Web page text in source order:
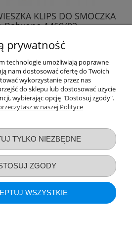
KLIPS DO SMOCZKA
Babyono 1469/03
17,89 zł
KOSZYKA
o sklepie
prywatność
technologie umożliwiają poprawne
nam dostosować ofertę do Twoich
wykorzystanie przez nas
do sklepu lub dostosować użycie
wybierając opcję "Dostosuj zgody".
w naszej Polityce
TYLKO NIEZBĘDNE
ZGODY
WSZYSTKIE